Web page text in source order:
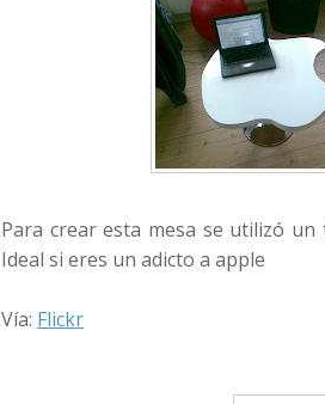
Para crear esta mesa se utilizó
Ideal si eres un adicto a apple
Vía: Flickr